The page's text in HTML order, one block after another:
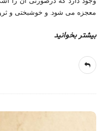
معجزه می شود. و خوشبختی و
بیشتر بخوانید